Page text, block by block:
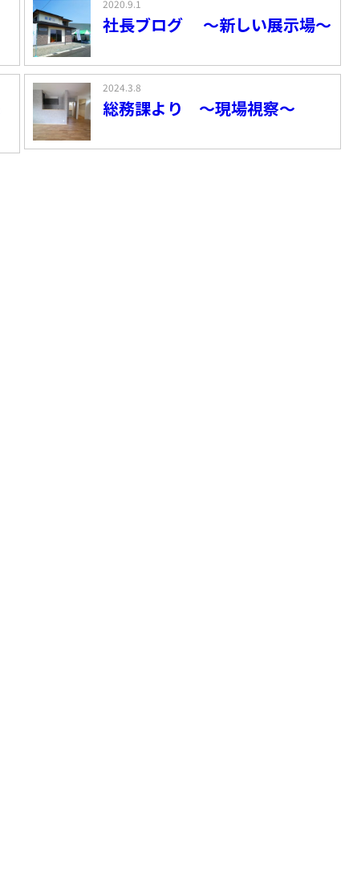
2020.9.1
社長ブログ ～新しい展示場～
2024.3.8
総務課より ～現場視察～